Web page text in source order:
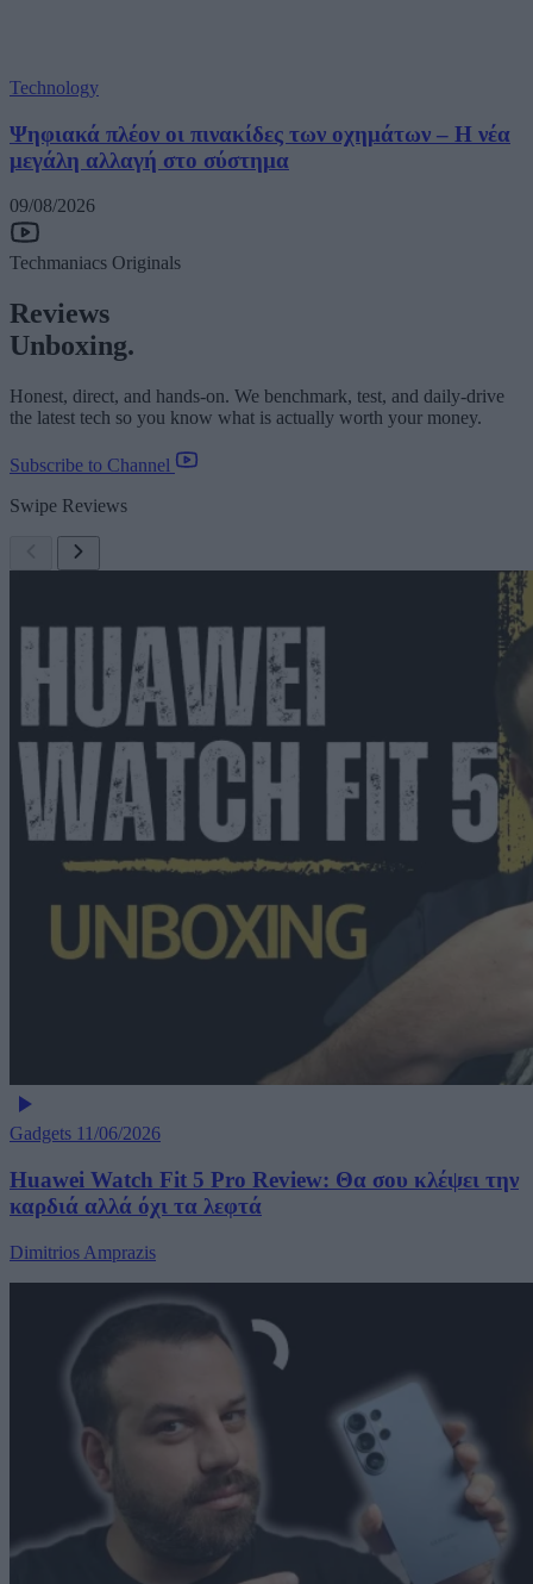
Technology
Ψηφιακά πλέον οι πινακίδες των οχημάτων – Η νέα
μεγάλη αλλαγή στο σύστημα
09/08/2026
Techmaniacs Originals
Reviews
Unboxing.
Honest, direct, and hands-on. We benchmark, test, and daily-drive
the latest tech so you know what is actually worth your money.
Subscribe to Channel
Swipe Reviews
Gadgets 11/06/2026
Huawei Watch Fit 5 Pro Review: Θα σου κλέψει την
καρδιά αλλά όχι τα λεφτά
Dimitrios Amprazis